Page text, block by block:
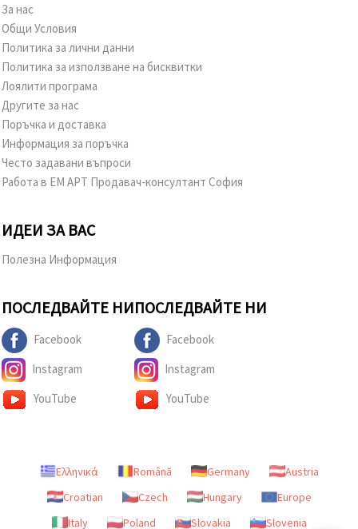
За нас
Общи Условия
Политика за лични данни
Политика за използване на бисквитки
Лоялити програма
Другите за нас
Поръчка и доставка
Информация за поръчка
Често задавани въпроси
Работа в ЕМ АРТ Продавач-консултант София
ИДЕИ ЗА ВАС
Полезна Информация
ПОСЛЕДВАЙТЕ НИ
Facebook
Instagram
YouTube
ПОСЛЕДВАЙТЕ НИ
Facebook
Instagram
YouTube
Ελληνικά Română Germany
Austria
Croatian
Czech Hungary
Europe
Italy
Poland Slovakia Slovenia